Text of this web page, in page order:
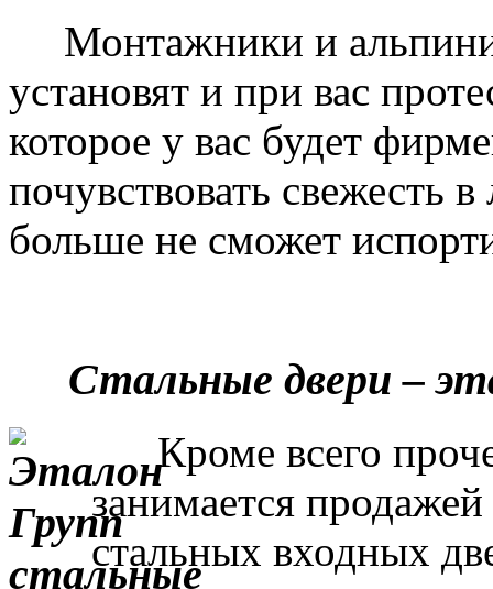
Монтажники и
установят и при вас
которое у вас будет
почувствовать свежесть
больше не сможет
Стальные двери –
Кроме всего
занимается
стальных входных